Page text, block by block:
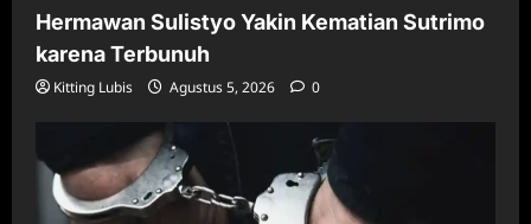
Hermawan Sulistyo Yakin Kematian Sutrimo
karena Terbunuh
Kitting Lubis Agustus 5, 2026 0